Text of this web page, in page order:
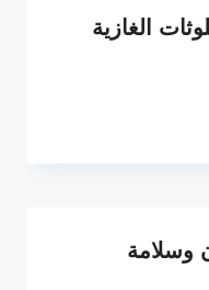
الغازية
وسلامة